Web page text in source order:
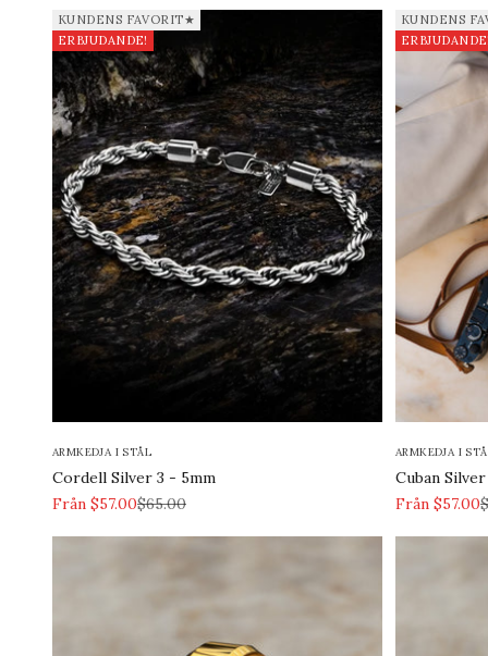
KUNDENS FAVORIT★
ERBJUDANDE!
ARMKEDJA I STÅL
Cordell Silver 3 - 5mm
REA-pris
Från $57.00Pris
$65.00
KUNDENS
ERBJUDANDE!
ARMKEDJA I
Cuban
REA-pris
Från $57.00